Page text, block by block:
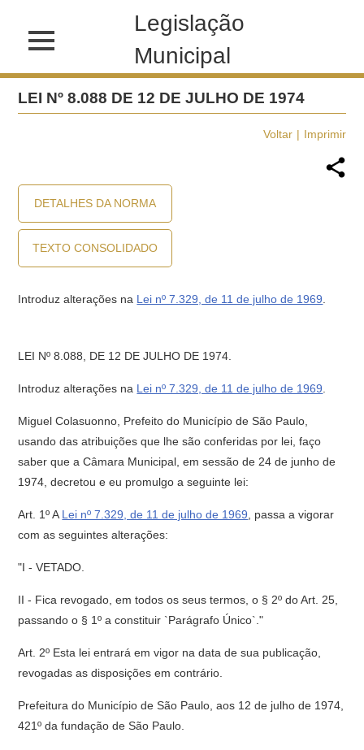
Legislação
Municipal
LEI Nº 8.088 DE 12 DE JULHO DE 1974
Voltar Imprimir
DETALHES DA NORMA
TEXTO CONSOLIDADO
Introduz alterações na Lei nº 7.329, de 11 de julho de 1969
LEI Nº 8.088, DE 12 DE JULHO DE 1974.
Introduz alterações na Lei nº 7.329, de 11 de julho de 1969
Miguel Colasuonno, Prefeito do Município de São Paulo,
usando das atribuições que lhe são conferidas por lei, faço
saber que a Câmara Municipal, em sessão de 24 de junho de
1974, decretou e eu promulgo a seguinte lei:
Art. 1º A Lei nº 7.329, de 11 de julho de 1969 , passa a vigorar
com as seguintes alterações:
"I - VETADO.
II - Fica revogado, em todos os seus termos, o § 2º do Art. 25,
passando o § 1º a constituir `Parágrafo Único`."
Art. 2º Esta lei entrará em vigor na data de sua publicação,
revogadas as disposições em contrário.
Prefeitura do Município de São Paulo, aos 12 de julho de 1974,
421º da fundação de São Paulo.